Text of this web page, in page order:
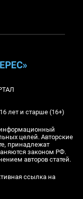
лет и старше (16+)
целей. Авторские
принадлежат
законом РФ.
авторов статей.
ссылка на